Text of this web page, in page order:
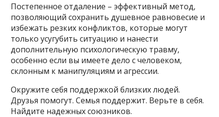
Постепенное отдаление – эффективный метод,
позволяющий сохранить душевное равновесие и
избежать резких конфликтов, которые могут
только усугубить ситуацию и нанести
дополнительную психологическую травму,
особенно если вы имеете дело с человеком,
склонным к манипуляциям и агрессии.
Окружите себя поддержкой близких людей.
Друзья помогут. Семья поддержит. Верьте в себя.
Найдите надежных союзников.